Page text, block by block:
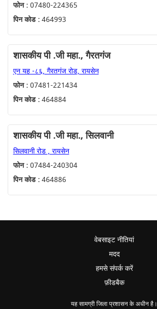
फोन :07480-224365
पिन कोड :464993
शासकीय पी .जी महा., गैरतगंज
एन यह -८६, गैरतगंज रोड, रायसेन
फोन :07481-221434
पिन कोड :464884
शासकीय पी .जी महा., सिलवानी
सिलवानी रोड , रायसेन
फोन :07484-240304
पिन कोड :464886
वेबसाइट नीतियां
मदद
हमसे संपर्क करें
फ़ीडबैक
यह सामग्री जिला प्रशासन के अधीन है।